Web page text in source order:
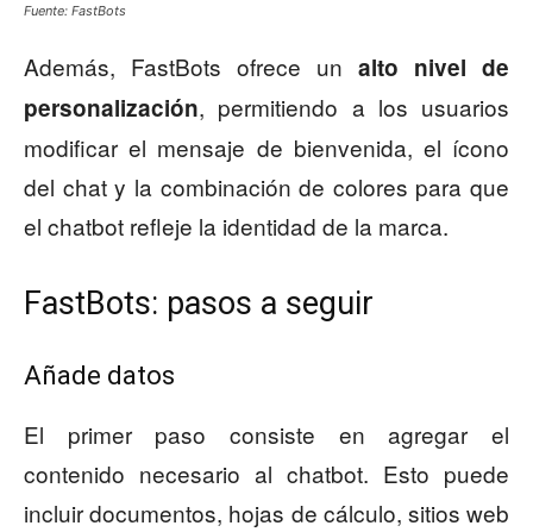
Fuente: FastBots
Además, FastBots ofrece un alto nivel de
personalización, permitiendo a los usuarios
modificar el mensaje de bienvenida, el ícono
del chat y la combinación de colores para que
el chatbot refleje la identidad de la marca.
FastBots: pasos a seguir
Añade datos
El primer paso consiste en agregar el
contenido necesario al chatbot. Esto puede
incluir documentos, hojas de cálculo, sitios web